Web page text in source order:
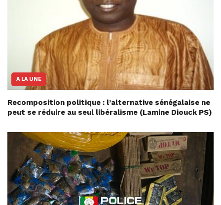
A LA UNE
Recomposition politique : l’alternative sénégalaise ne
peut se réduire au seul libéralisme (Lamine Diouck PS)